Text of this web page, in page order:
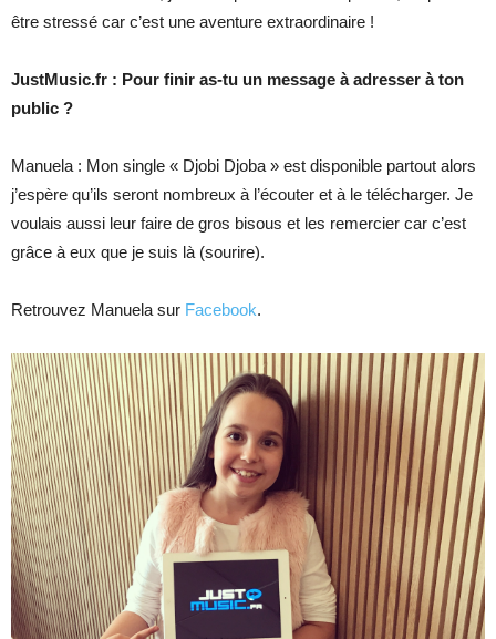
être stressé car c’est une aventure extraordinaire !
JustMusic.fr : Pour finir as-tu un message à adresser à ton
public ?
Manuela : Mon single « Djobi Djoba » est disponible partout alors
j’espère qu’ils seront nombreux à l’écouter et à le télécharger. Je
voulais aussi leur faire de gros bisous et les remercier car c’est
grâce à eux que je suis là (sourire).
Retrouvez Manuela sur Facebook.